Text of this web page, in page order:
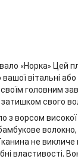
«Норка» Цей
вітальні або
своїм головним
затишком свого
з ворсом
не викличе
властивості.